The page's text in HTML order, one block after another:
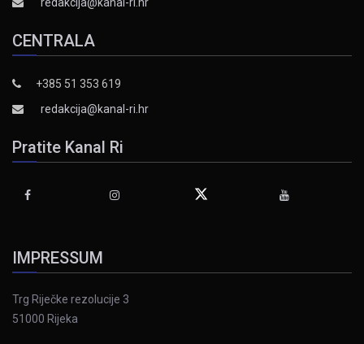
CENTRALA
+385 51 353 619
redakcija@kanal-ri.hr
Pratite Kanal Ri
IMPRESSUM
Trg Riječke rezolucije 3
51000 Rijeka